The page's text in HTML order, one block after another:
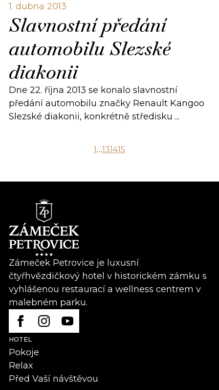
1. dubna 2013
Slavnostní předání
automobilu Slezské
diakonii
Dne 22. října 2013 se konalo slavnostní
předání automobilu značky Renault Kangoo
Slezské diakonii, konkrétně středisku ...
1…131415
Zámeček Petrovice je luxusní
čtyřhvězdičkový hotel v historickém zámku s
vyhlášenou restaurací a wellness centrem v
malebném parku.
HOTEL
Pokoje
Relax
Před Vaší návštěvou